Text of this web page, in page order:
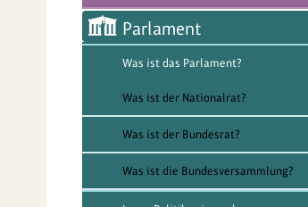
Parlament
Was ist das Parlament?
Was ist der Nationalrat?
Was ist der Bundesrat?
Was ist die Bundesversammlung?